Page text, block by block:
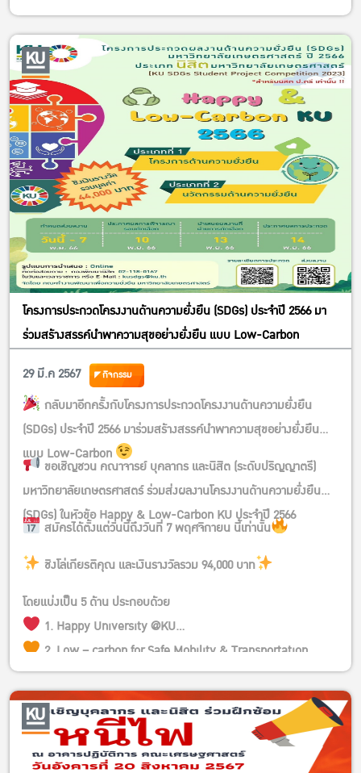
โครงการประกวดโครงงานด้านความยั่งยืน (SDGs) ประจำปี 2566 มา
ร่วมสร้างสรรค์นำพาความสุขอย่างยั่งยืน แบบ Low-Carbon
29 มี.ค 2567
กิจกรรม
กลับมาอีกครั้งกับโครงการประกวดโครงงานด้านความยั่งยืน
(SDGs) ประจำปี 2566 มาร่วมสร้างสรรค์นำพาความสุขอย่างยั่งยืน
แบบ Low-Carbon
ขอเชิญชวน คณาจารย์ บุคลากร และนิสิต (ระดับปริญญาตรี)
มหาวิทยาลัยเกษตรศาสตร์ ร่วมส่งผลงานโครงงานด้านความยั่งยืน
(SDGs) ในหัวข้อ Happy & Low-Carbon KU ประจำปี 2566
สมัครได้ตั้งแต่วันนี้ถึงวันที่ 7 พฤศจิกายน นี้เท่านั้น
ชิงโล่เกียรติคุณ และเงินรางวัลรวม 94,000 บาท
โดยแบ่งเป็น 5 ด้าน ประกอบด้วย
1. Happy University @KU
2. Low – carbon for Safe Mobility & Transportation ,
Alternative Energy
3. Low – carbon for Good Health & society , Friendly
Environment
4. Low – carbon for Sustainable Education & Tourism